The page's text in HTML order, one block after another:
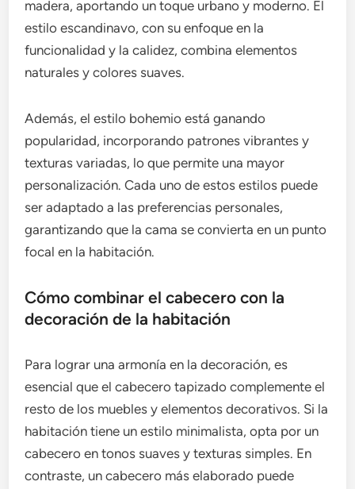
madera, aportando un toque urbano y moderno. El
estilo escandinavo, con su enfoque en la
funcionalidad y la calidez, combina elementos
naturales y colores suaves.
Además, el estilo bohemio está ganando
popularidad, incorporando patrones vibrantes y
texturas variadas, lo que permite una mayor
personalización. Cada uno de estos estilos puede
ser adaptado a las preferencias personales,
garantizando que la cama se convierta en un punto
focal en la habitación.
Cómo combinar el cabecero con la
decoración de la habitación
Para lograr una armonía en la decoración, es
esencial que el cabecero tapizado complemente el
resto de los muebles y elementos decorativos. Si la
habitación tiene un estilo minimalista, opta por un
cabecero en tonos suaves y texturas simples. En
contraste, un cabecero más elaborado puede